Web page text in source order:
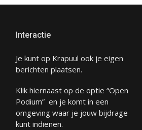
Interactie
Je kunt op Krapuul ook je eigen
berichten plaatsen.
Klik hiernaast op de optie “Open
Podium” en je komt in een
omgeving waar je jouw bijdrage
kunt indienen.